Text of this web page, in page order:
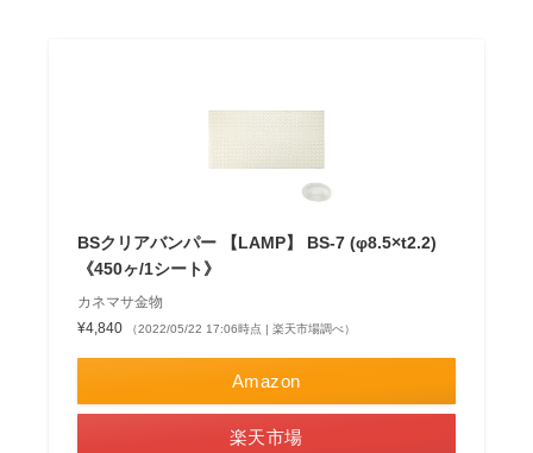
BSクリアバンパー 【LAMP】 BS-7 (φ8.5×t2.2)
《450ヶ/1シート》
カネマサ金物
¥4,840
（2022/05/22 17:06時点 | 楽天市場調べ）
Amazon
楽天市場